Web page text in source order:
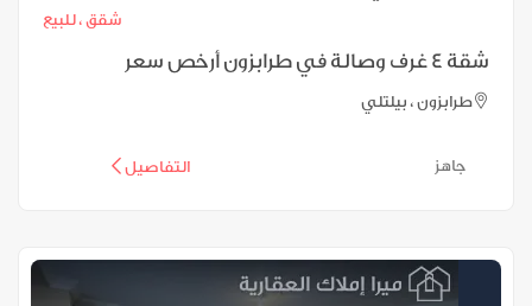
شقق ،للبيع
شقة 4 غرف وصالة في طرابزون أرخص سعر
طرابزون ، بيلتلي
التفاصيل